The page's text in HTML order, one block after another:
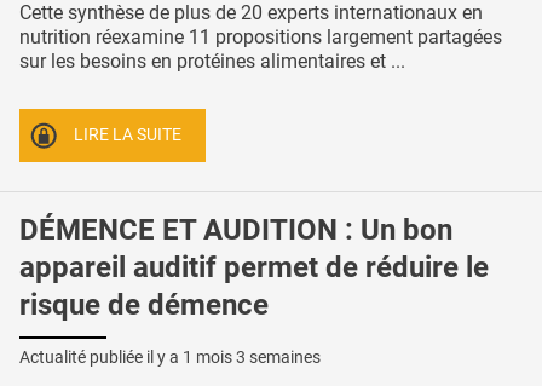
Cette synthèse de plus de 20 experts internationaux en
nutrition réexamine 11 propositions largement partagées
sur les besoins en protéines alimentaires et ...
LIRE LA SUITE
DÉMENCE ET AUDITION : Un bon
appareil auditif permet de réduire le
risque de démence
Actualité publiée il y a 1 mois 3 semaines